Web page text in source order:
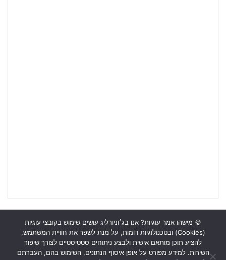
ראשי כתבות תכנים מקצועיים תנאי שימוש
מדיניות אבטחה
כתבו לנו
🍪 מישהו אמר עוגיות? אנו בג׳וניורליג עושים שימוש בקובצי עוגיות
(Cookies) ובטכנולוגיות דומות, על מנת לשפר את חוויית המשתמש,
להציע תוכן מותאם אישית ולבצע ניתוחים סטטיסטיים לצורך שיפור
השירות. למידע מפורט על אופן איסוף הנתונים, השימוש בהם, העברתם